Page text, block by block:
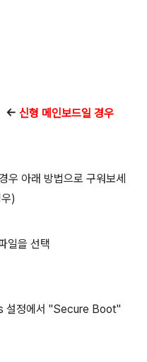
← 신형 메인보드일 경우
우 아래 방법으로 구워보세
)
일을 선택
설정에서 "Secure Boot"